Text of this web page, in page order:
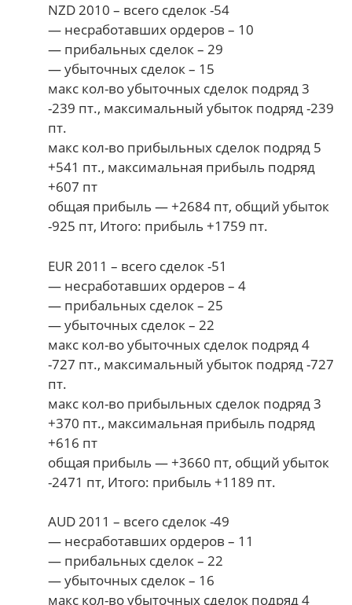
NZD 2010 – всего сделок -54
— несработавших ордеров – 10
— прибальных сделок – 29
— убыточных сделок – 15
макс кол-во убыточных сделок подряд 3
-239 пт., максимальный убыток подряд -239
пт.
макс кол-во прибыльных сделок подряд 5
+541 пт., максимальная прибыль подряд
+607 пт
общая прибыль — +2684 пт, общий убыток
-925 пт, Итого: прибыль +1759 пт.
EUR 2011 – всего сделок -51
— несработавших ордеров – 4
— прибальных сделок – 25
— убыточных сделок – 22
макс кол-во убыточных сделок подряд 4
-727 пт., максимальный убыток подряд -727
пт.
макс кол-во прибыльных сделок подряд 3
+370 пт., максимальная прибыль подряд
+616 пт
общая прибыль — +3660 пт, общий убыток
-2471 пт, Итого: прибыль +1189 пт.
AUD 2011 – всего сделок -49
— несработавших ордеров – 11
— прибальных сделок – 22
— убыточных сделок – 16
макс кол-во убыточных сделок подряд 4